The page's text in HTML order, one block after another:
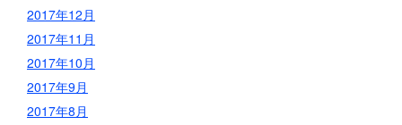
2017年12月
2017年11月
2017年10月
2017年9月
2017年8月